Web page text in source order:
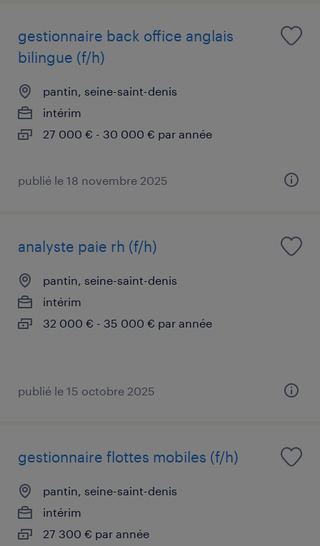
gestionnaire back office anglais
bilingue (f/h)
pantin, seine-saint-denis
intérim
27 000 € - 30 000 € par année
publié le 18 novembre 2025
analyste paie rh (f/h)
pantin, seine-saint-denis
intérim
32 000 € - 35 000 € par année
publié le 15 octobre 2025
gestionnaire flottes mobiles (f/h)
pantin, seine-saint-denis
intérim
27 300 € par année